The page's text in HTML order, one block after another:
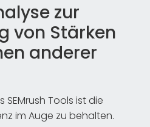
zur
von Stärken
anderer
SEMrush Tools ist die
im Auge zu behalten.